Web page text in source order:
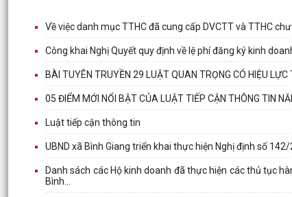
Về việc danh mục TTHC đã cung cấp DVCTT và TTHC
Công khai Nghị Quyết quy định về lệ phí đăng ký kinh
BÀI TUYÊN TRUYỀN 29 LUẬT QUAN TRỌNG CÓ HIỆU
05 ĐIỂM MỚI NỔI BẬT CỦA LUẬT TIẾP CẬN THÔNG TIN
Luật tiếp cận thông tin
UBND xã Bình Giang triển khai thực hiện Nghị định số
Danh sách các Hộ kinh doanh đã thực hiện các thủ tục
Bình...